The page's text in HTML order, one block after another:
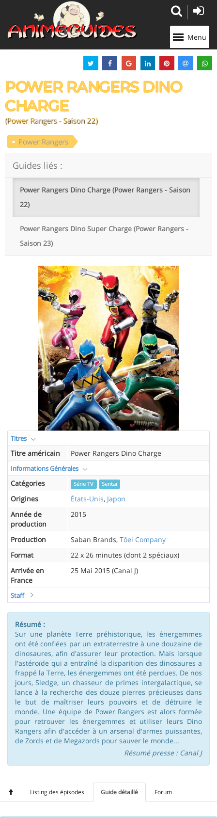
Menu
POWER RANGERS DINO
CHARGE
(Power Rangers - Saison 22)
Power Rangers
Guides liés :
Power Rangers Dino Charge (Power Rangers - Saison
22)
Power Rangers Dino Super Charge (Power Rangers -
Saison 23)
Titres
Titre américain Power Rangers Dino Charge
Informations Générales
Catégories Série TV Sentaï
Origines États-Unis, Japon
Année de
production
2015
Production Saban Brands, Tôei Company
Format
22 x 26 minutes (dont 2 spéciaux)
Arrivée en
France
25 Mai 2015 (Canal J)
Staff
Résumé :
Sur une planète Terre préhistorique, les énergemmes
ont été confiées par un extraterrestre à une douzaine de
dinosaures, afin d'assurer leur protection. Mais lorsque
l'astéroïde qui a entraîné la disparition des dinosaures a
frappé la Terre, les énergemmes ont été perdues. De nos
jours, Sledge, un chasseur de primes intergalactique, se
lance à la recherche des douze pierres précieuses dans
le but de maîtriser leurs pouvoirs et de détruire le
monde. Une équipe de Power Rangers est alors formée
pour retrouver les énergemmes et utiliser leurs Dino
Rangers afin d'accéder à un arsenal d'armes puissantes,
de Zords et de Megazords pour sauver le monde...
Résumé presse : Canal J
Listing des épisodes Guide détaillé Forum
Panneau de gestion des cookies